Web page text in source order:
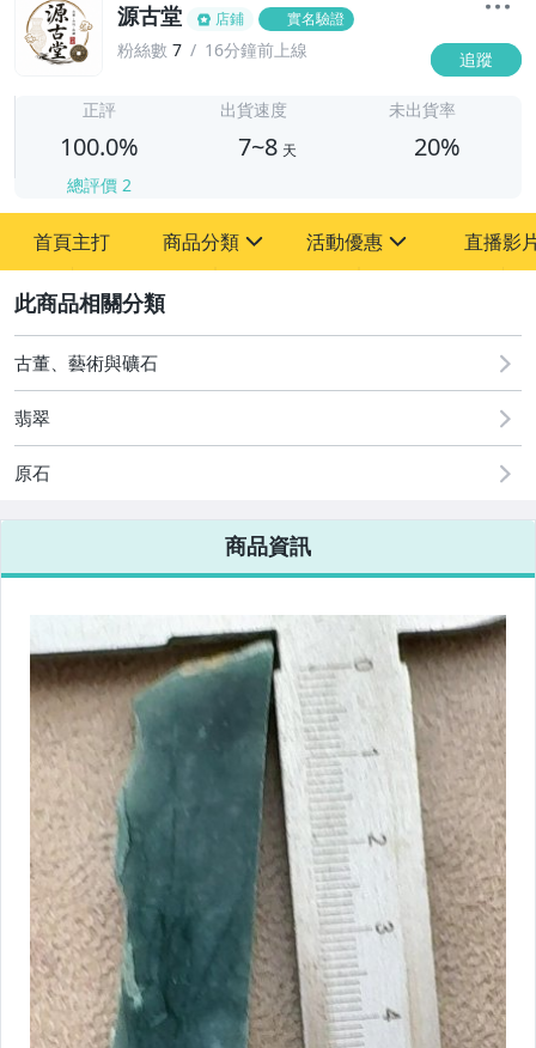
源古堂 店鋪 實名驗證
粉絲數 7 16分鐘前上線 追蹤
正評
100.0%
總評價 2
出貨速度
7~8 天
未出貨率
20%
首頁主打 商品分類
其它
活動優惠
[全店] 周年慶
[全店] 粉絲專享
直播影
古董、藝術與礦石
翡翠
原石
商品資訊